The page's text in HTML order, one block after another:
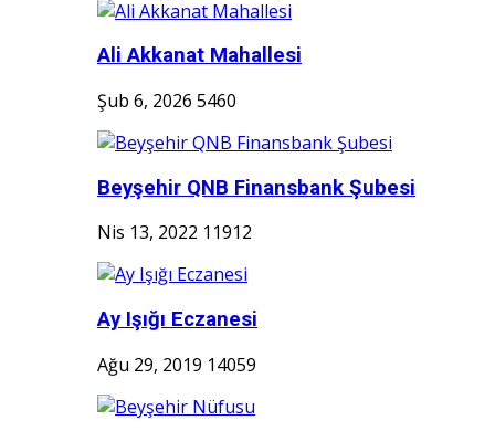
Ali Akkanat Mahallesi
Şub 6, 2026 5460
Beyşehir QNB Finansbank Şubesi
Nis 13, 2022 11912
Ay Işığı Eczanesi
Ağu 29, 2019 14059